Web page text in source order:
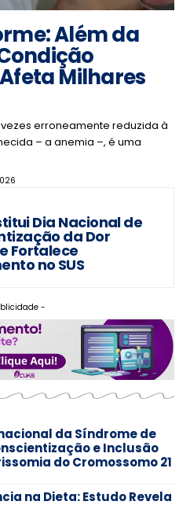
Além da
Milhares
erroneamente reduzida à
– a anemia –, é uma
Dia Nacional de
da Dor
Fortalece
no SUS
-
da Síndrome de
e Inclusão
do Cromossomo 21
na Dieta: Estudo Revela